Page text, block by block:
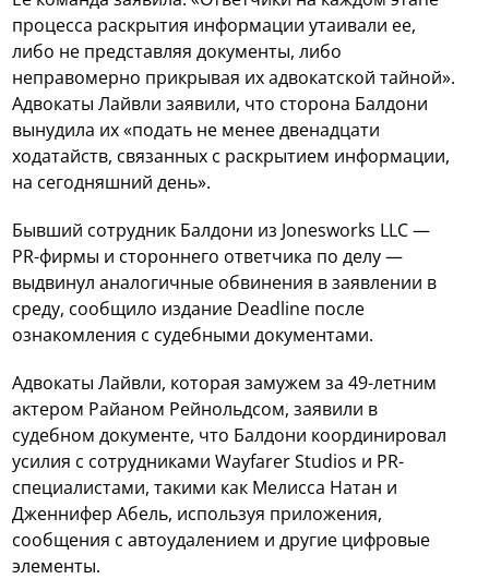
процесса раскрытия информации утаивали ее,
либо не представляя документы, либо
неправомерно прикрывая их адвокатской тайной».
Адвокаты Лайвли заявили, что сторона Балдони
вынудила их «подать не менее двенадцати
ходатайств, связанных с раскрытием информации,
на сегодняшний день».
Бывший сотрудник Балдони из Jonesworks LLC —
PR-фирмы и стороннего ответчика по делу —
выдвинул аналогичные обвинения в заявлении в
среду, сообщило издание Deadline после
ознакомления с судебными документами.
Адвокаты Лайвли, которая замужем за 49-летним
актером Райаном Рейнольдсом, заявили в
судебном документе, что Балдони координировал
усилия с сотрудниками Wayfarer Studios и PR-
специалистами, такими как Мелисса Натан и
Дженнифер Абель, используя приложения,
сообщения с автоудалением и другие цифровые
элементы.